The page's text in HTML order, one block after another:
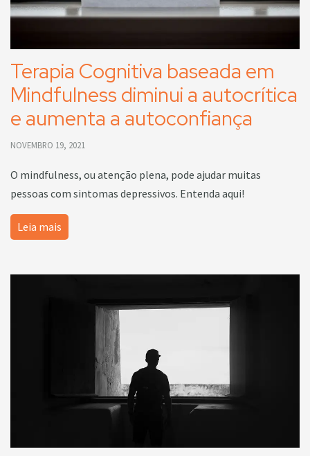
Terapia Cognitiva baseada em
Mindfulness diminui a autocrítica
e aumenta a autoconfiança
NOVEMBRO 19, 2021
O mindfulness, ou atenção plena, pode ajudar muitas
pessoas com sintomas depressivos. Entenda aqui!
Leia mais